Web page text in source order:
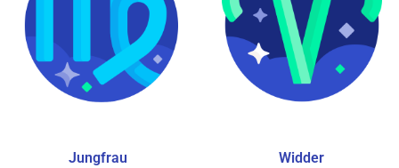
Jungfrau Widder